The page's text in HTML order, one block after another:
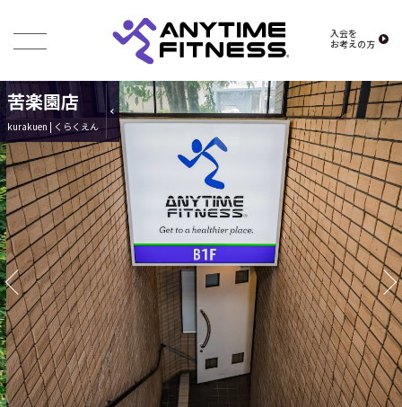
入会を
お考えの方
苦楽園店
kurakuen | くらくえん